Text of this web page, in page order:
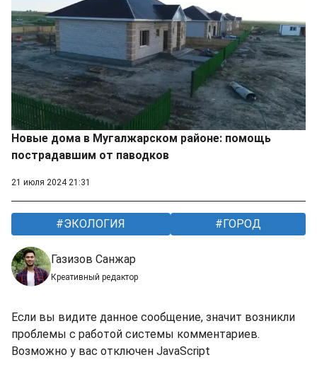
Новые дома в Мугалжарском районе: помощь
пострадавшим от паводков
21 июля 2024 21:31
ЭКОЛОГИЯ ГОРОД
Газизов Санжар
Креативный редактор
Если вы видите данное сообщение, значит возникли
проблемы с работой системы комментариев.
Возможно у вас отключен JavaScript